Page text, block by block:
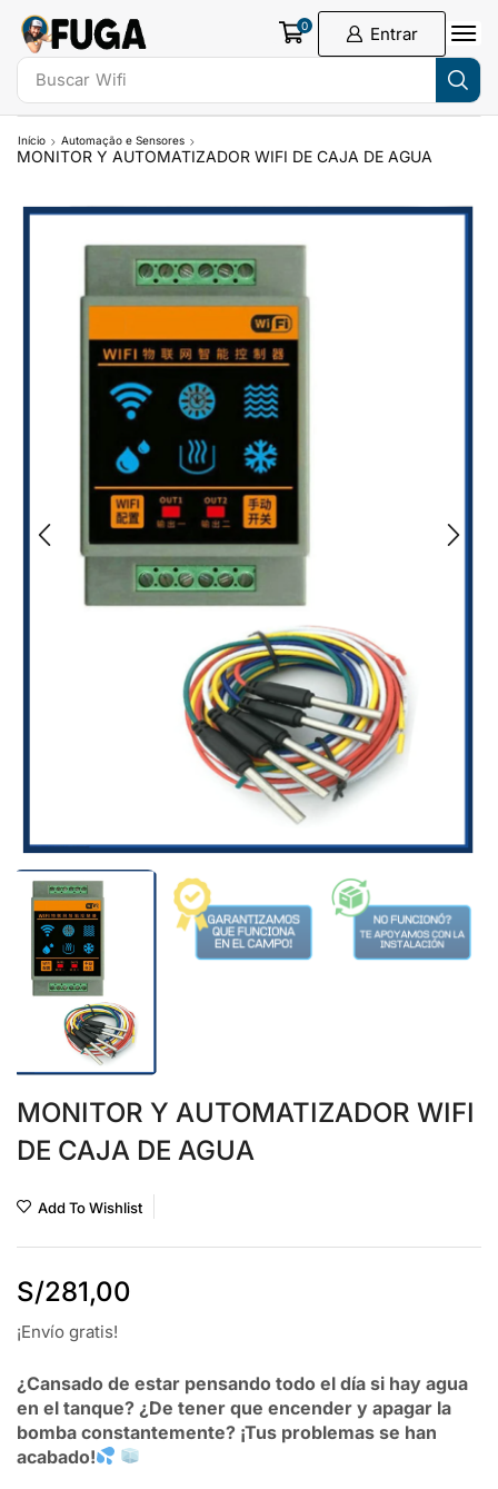
Buscar Wifi
0 Entrar
Início Automação e Sensores
MONITOR Y AUTOMATIZADOR WIFI DE CAJA DE AGUA
MONITOR Y AUTOMATIZADOR WIFI
DE CAJA DE AGUA
Add To Wishlist
S/281,00
¡Envío gratis!
¿Cansado de estar pensando todo el día si hay agua
en el tanque? ¿De tener que encender y apagar la
bomba constantemente? ¡Tus problemas se han
acabado!